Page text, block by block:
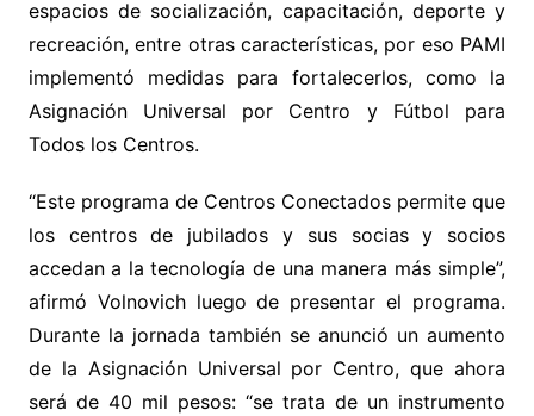
espacios de socialización, capacitación, deporte y
recreación, entre otras características, por eso PAMI
implementó medidas para fortalecerlos, como la
Asignación Universal por Centro y Fútbol para
Todos los Centros.
“Este programa de Centros Conectados permite que
los centros de jubilados y sus socias y socios
accedan a la tecnología de una manera más simple”,
afirmó Volnovich luego de presentar el programa.
Durante la jornada también se anunció un aumento
de la Asignación Universal por Centro, que ahora
será de 40 mil pesos: “se trata de un instrumento